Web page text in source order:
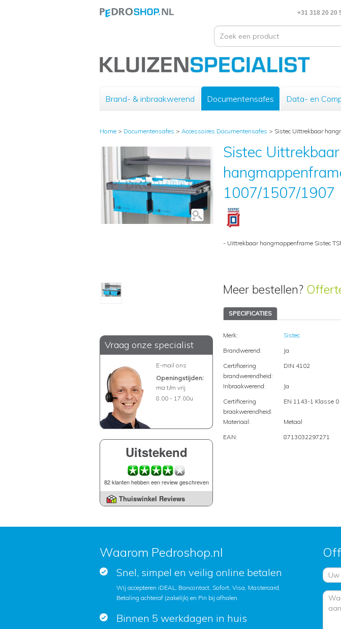
+31 318 20 20
Brand- & inbraakwerend Documentensafes Data- en
Home > Documentensafes > Accessoires Documentensafes > Sistec Uittrekbaar
Vraag onze specialist
E-mail ons
Openingstijden:
ma t/m vrij
8.00 - 17.00u
Uitstekend
82 klanten hebben een review geschreven
Thuiswinkel Reviews
Sistec Uittrekbaar
1007/1507/1907
- Uittrekbaar hangmappenframe Sistec
Meer bestellen?
SPECIFICATIES
Merk:
Sistec
Brandwerend:
Ja
Certificering
brandwerendheid:
DIN 4102
Inbraakwerend:
Ja
Certificering
braakwerendheid:
EN 1143-1 Klasse 0
Materiaal:
Metaal
EAN:
8713032297271
Waarom Pedroshop.nl
Snel, simpel en veilig online betalen
Wij accepteren iDEAL, Bancontact, Sofort, Visa, Mastercard,
Betaling achteraf (zakelijk) en Pin bij afhalen.
Binnen 5 werkdagen in huis